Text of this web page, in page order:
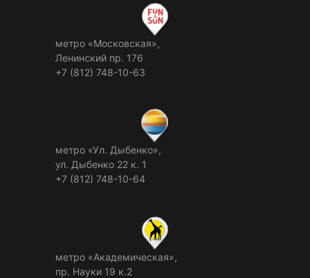
метро «Московская»,
Ленинский пр. 176
+7 (812) 748-10-63
метро «Ул. Дыбенко»,
ул. Дыбенко 22 к. 1
+7 (812) 748-10-64
метро «Академическая»,
пр. Науки 19 к.2